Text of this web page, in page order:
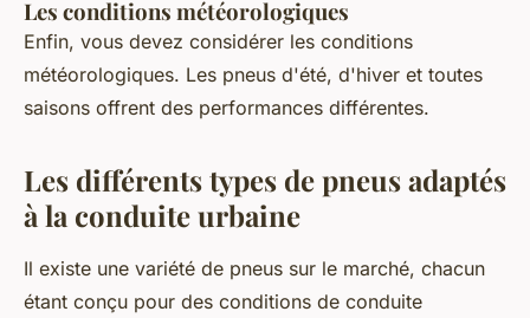
Les conditions météorologiques
Enfin, vous devez considérer les conditions
météorologiques. Les pneus d'été, d'hiver et toutes
saisons offrent des performances différentes.
Les différents types de pneus adaptés
à la conduite urbaine
Il existe une variété de pneus sur le marché, chacun
étant conçu pour des conditions de conduite